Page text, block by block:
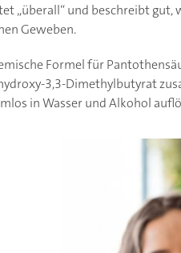
„überall“ und beschreibt
Geweben.
Formel für
3,3-Dimethylbutyrat
in Wasser und Alkohol